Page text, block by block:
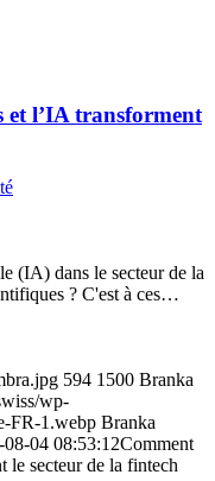
et l’IA transforment
(IA) dans le secteur de la
? C'est à ces…
594 1500 Branka
wp-
FR-1.webp Branka
08-04 08:53:12Comment
le secteur de la fintech